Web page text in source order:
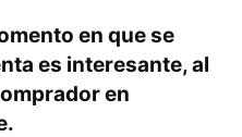
en que se
es interesante, al
en